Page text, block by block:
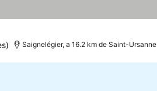
Saignelégier, a 16.2 km de Saint-Ursanne